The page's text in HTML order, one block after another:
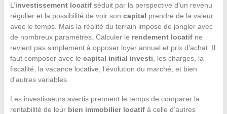
L’investissement locatifséduit par la perspective d’un revenu
régulier et la possibilité de voir son capital prendre de la valeur
avec le temps. Mais la réalité du terrain impose de jongler avec
de nombreux paramètres. Calculer le rendement locatifne
revient pas simplement à opposer loyer annuel et prix d’achat. Il
faut composer avec le capital initial investi , les charges, la
fiscalité, la vacance locative, l’évolution du marché, et bien
d’autres variables.
Les investisseurs avertis prennent le temps de comparer la
rentabilité de leur bien immobilier locatifà celle d’autres